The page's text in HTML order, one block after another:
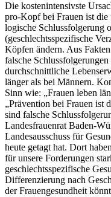
Die kostenintensivste
pro-Kopf bei Frauen ist die
logische Schlussfolgerung
(geschlechtsspezifische
Köpfen ändern. Aus
falsche
durchschnittliche
länger als bei Männern.
Sinn wie: „Frauen leben
„Prävention bei Frauen ist
sind falsche
Landesfrauenrat Baden-
Landesausschuss für
heute getagt hat. Dort
für unsere Forderungen
geschlechtsspezifische
Differenzierung nach
der Frauengesundheit